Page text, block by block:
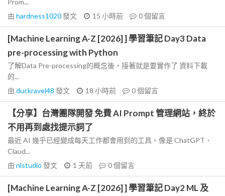
Prom...
由 hardness1020發文 15 小時前 0個留言
[Machine Learning A-Z [2026] ] 學習筆記 Day3 Data
pre-processing with Python
了解Data Pre-processing的概念後，接著就是要實作了 資料下載
的...
由 duckravel48 發文 18 小時前 0個留言
【分享】台灣團隊開發 免費 AI Prompt 管理網站，終於
不用再到處找提示詞了
最近 AI 幾乎已經變成每天工作都會用到的工具。像是 ChatGPT、
Claud...
由 nlstudio 發文 1 天前 0個留言
[Machine Learning A-Z [2026] ] 學習筆記 Day2 ML 及